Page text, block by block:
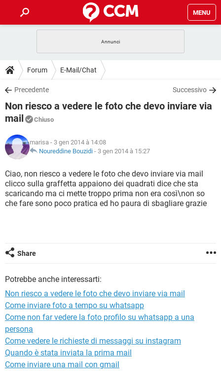
MENU
INTRATTENIMENTO
iOS
INSTAGRAM WHATSAPP
TIKTOK
HARDWARE
GUIDE
COVID-19
iOS
TIKTOK FACEBOOK
DOWNLOAD
COVID-19 GAMING
INTRATTENIMENTO
iOS
INSTAGRAM
TIKTOK FACEBOOK
HARDWARE
FORUM
INTRATTENIMENTO ANDROID
INSTAGRAM WHATSAPP
TIKTOK FACEBOOK
GLOSSARIO
COVID-19
INTRATTENIMENTO ANDROID
iOS WINDOWS 10
INSTAGRAM WHATSAPP
Forum E-Mail/Chat
Precedente Successivo
Non riesco a vedere le foto che devo inviare via
mail
Chiuso
marisa - 3 gen 2014 à 14:08
Noureddine Bouzidi - 3 gen 2014 à 15:27
Ciao, non riesco a vedere le foto che devo inviare via mail
clicco sulla graffetta appaiono dei quadrati dice che sta
scaricando ma ci mette troppo prima non era così\non so
che fare sono poco pratica ed ho paura di sbagliare grazie
Share
Potrebbe anche interessarti:
Non riesco a vedere le foto che devo inviare via mail
Come inviare foto a tempo su whatsapp
Come non far vedere la foto profilo su whatsapp a una
persona
Come vedere le richieste di messaggi su instagram
Quando è stata inviata la prima mail
Come inviare una mail con gmail